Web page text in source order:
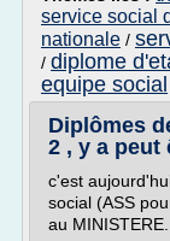
service social
nationale /
/ diplome
equipe social
Diplômes
2 , y a peut
c'est
social (ASS
au MINISTERE.